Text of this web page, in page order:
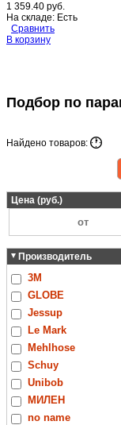
1 359.40 руб.
На складе: Есть
Сравнить
В корзину
Подбор по
Найдено товаров:
Цена (руб.)
Производитель
3M
GLOBE
Jessup
Le Mark
Mehlhose
Schuy
Unibob
МИЛЕН
no name